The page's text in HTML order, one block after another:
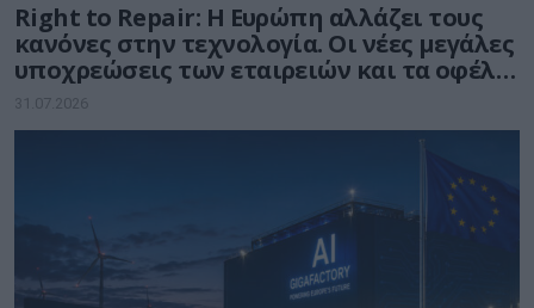
Right to Repair: Η Ευρώπη αλλάζει τους
κανόνες στην τεχνολογία. Οι νέες μεγάλες
υποχρεώσεις των εταιρειών και τα οφέλη
για τους καταναλωτές
31.07.2026